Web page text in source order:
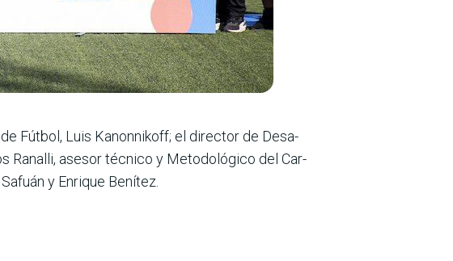
Fútbol, Luis Kanonni­koff; el director de Desa­
Ranalli, asesor técnico y Metodológico del Car­
y Enrique Benítez.